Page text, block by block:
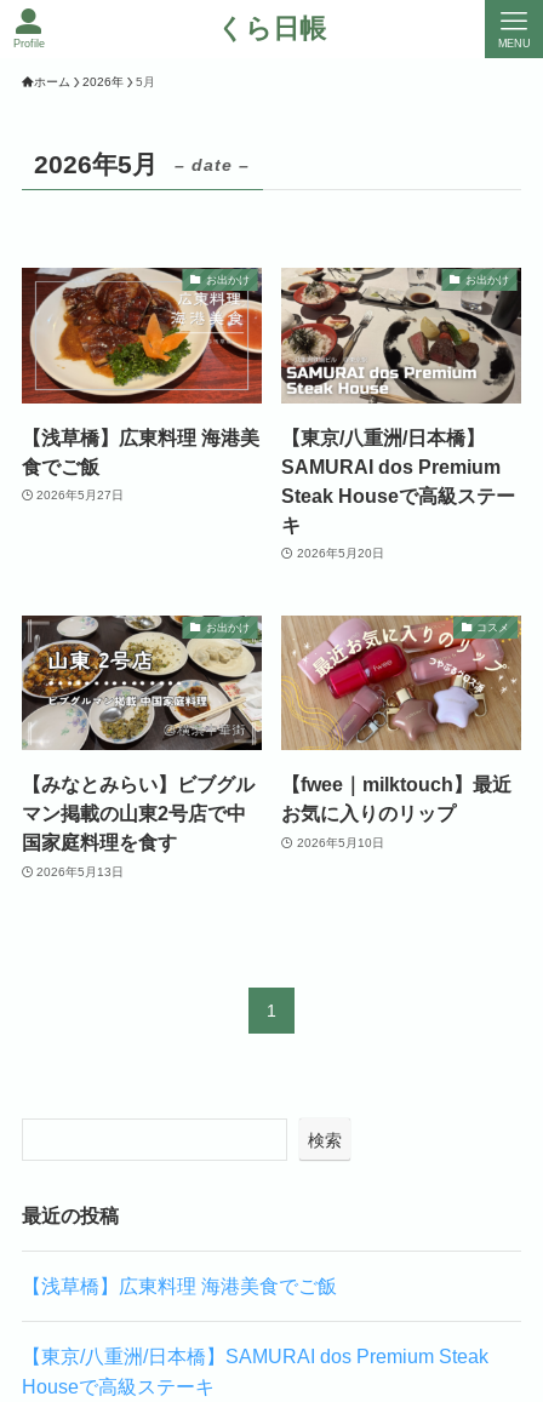
くら日帳
Profile MENU
ホーム 2026年 5月
2026年5月 – date –
お出かけ
【浅草橋】広東料理 海港美
食でご飯
2026年5月27日
お出かけ
【東京/八重洲/日本橋】
SAMURAI dos Premium
Steak Houseで高級ステー
キ
2026年5月20日
お出かけ
【みなとみらい】ビブグル
マン掲載の山東2号店で中
国家庭料理を食す
2026年5月13日
コスメ
【fwee｜milktouch】最近
お気に入りのリップ
2026年5月10日
1
検索
最近の投稿
【浅草橋】広東料理 海港美食でご飯
【東京/八重洲/日本橋】SAMURAI dos Premium Steak
Houseで高級ステーキ